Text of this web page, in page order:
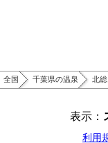
全国 千葉県の温泉 北
表示：
利用